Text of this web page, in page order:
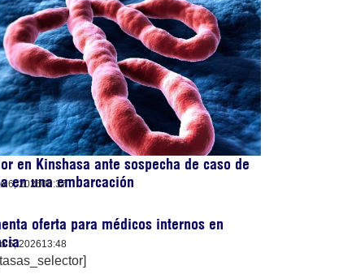
en Kinshasa ante sospecha de caso de
en una embarcación
6, 202600:37
oferta para médicos internos en
5, 202613:48